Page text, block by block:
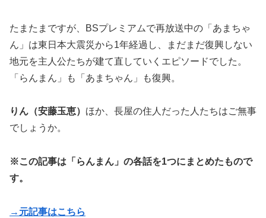
たまたまですが、BSプレミアムで再放送中の「あまちゃ
ん」は東日本大震災から1年経過し、まだまだ復興しない
地元を主人公たちが建て直していくエピソードでした。
「らんまん」も「あまちゃん」も復興。
りん（安藤玉恵） ほか、長屋の住人だった人たちはご無事
でしょうか。
※この記事は「らんまん」の各話を1つにまとめたもので
す。
→元記事はこちら